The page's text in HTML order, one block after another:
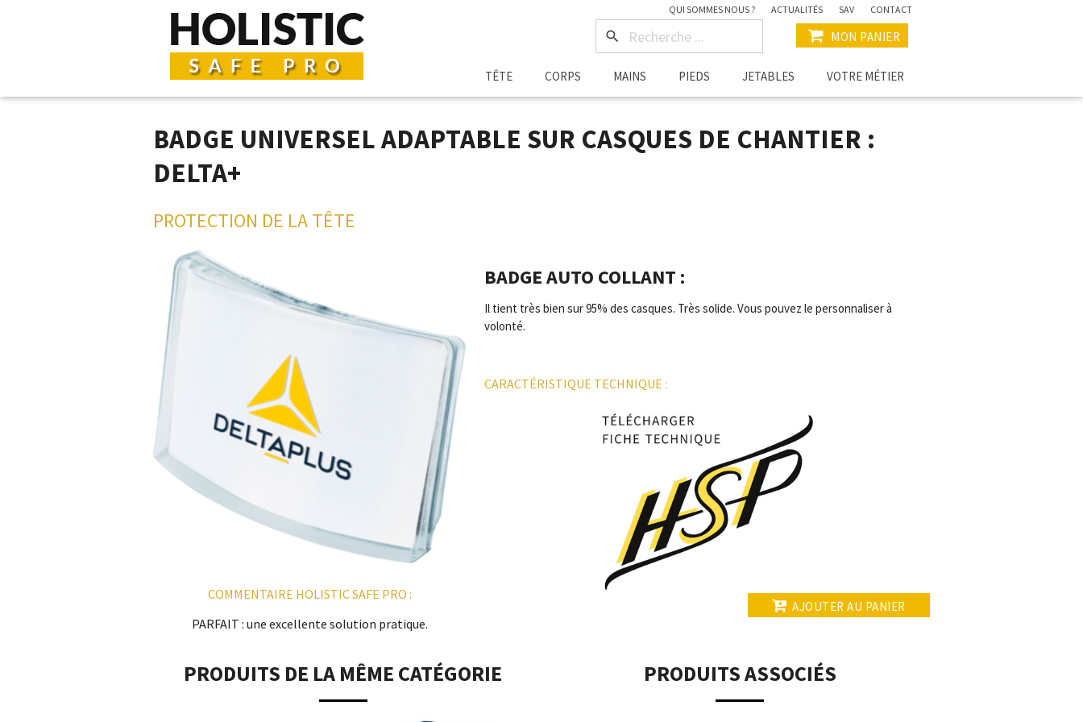
QUI SOMMES NOUS ? ACTUALITÉS SAV CONTACT
search MON PANIER
TÊTE CORPS MAINS PIEDS JETABLES VOTRE MÉTIER
BADGE UNIVERSEL ADAPTABLE SUR CASQUES DE CHANTIER :
DELTA+
PROTECTION DE LA TÊTE
COMMENTAIRE HOLISTIC SAFE PRO :
PARFAIT : une excellente solution pratique.
BADGE AUTO COLLANT :
Il tient très bien sur 95% des casques. Très solide. Vous pouvez le personnaliser à
volonté.
CARACTÉRISTIQUE TECHNIQUE :
AJOUTER AU PANIER
PRODUITS DE LA MÊME CATÉGORIE PRODUITS ASSOCIÉS